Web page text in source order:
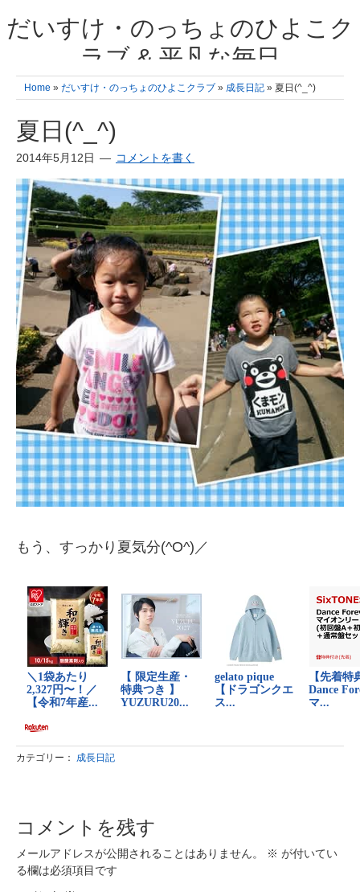
だいすけ・のっちょのひよこク
ラブ & 平凡な毎日
我が家の3人のひよこ成長日記と雑記 何十年後かに、大きくなったひよ
こ達とこの成長記を読み返すことを夢見て。& 3児ママの平凡日記 日々
Home » だいすけ・のっちょのひよこクラブ » 成長日記 » 夏日(^_^)
夏日(^_^)
2014年5月12日 コメントを書く
もう、すっかり夏気分(^O^)／
カテゴリー： 成長日記
コメントを残す
メールアドレスが公開されることはありません。 ※ が付いてい
る欄は必須項目です